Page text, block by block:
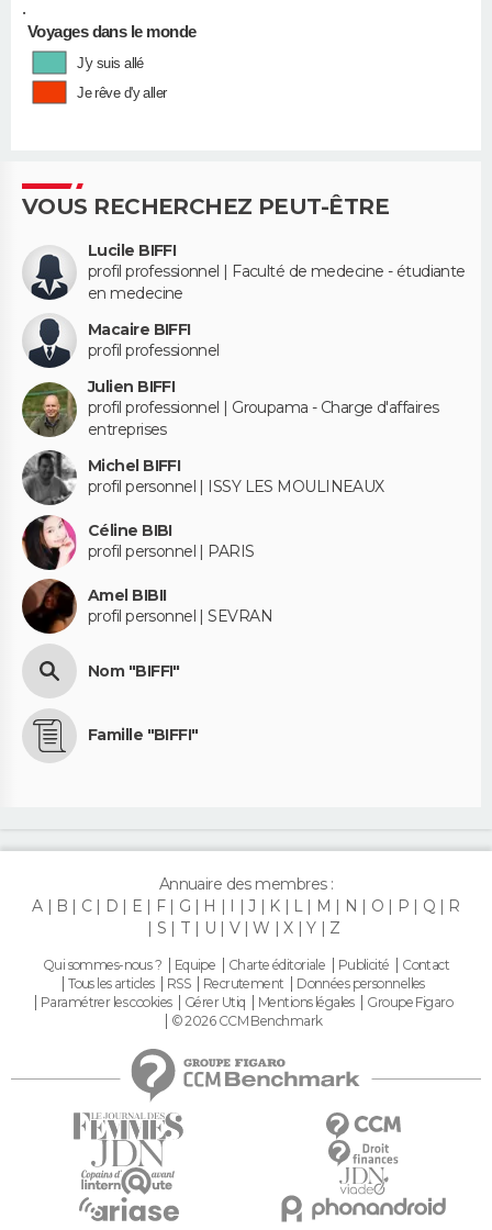
•
Voyages dans le monde
J'y suis allé
Je rêve d'y aller
VOUS RECHERCHEZ PEUT-ÊTRE
Lucile BIFFI
profil professionnel | Faculté de medecine - étudiante
en medecine
Macaire BIFFI
profil professionnel
Julien BIFFI
profil professionnel | Groupama - Charge d'affaires
entreprises
Michel BIFFI
profil personnel | ISSY LES MOULINEAUX
Céline BIBI
profil personnel | PARIS
Amel BIBII
profil personnel | SEVRAN
Nom "BIFFI"
Famille "BIFFI"
Annuaire des membres :
A
B C D E F G H I J K L M N O P Q
R
S
T U V W X Y Z
Qui sommes-nous ? Equipe Charte éditoriale Publicité
Contact
Tous les articles
RSS Recrutement
Données personnelles
Paramétrer les cookies
Gérer Utiq Mentions légales
Groupe Figaro
© 2026 CCM Benchmark